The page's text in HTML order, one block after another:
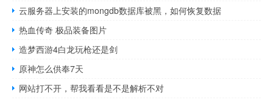
云服务器上安装的mongdb数据库被黑，如何恢复数据
热血传奇 极品装备图片
造梦西游4白龙玩枪还是剑
原神怎么供奉7天
网站打不开，帮我看看是不是解析不对